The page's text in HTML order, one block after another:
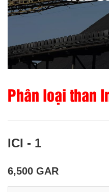
Phân loại than
ICI - 1
6,500 GAR